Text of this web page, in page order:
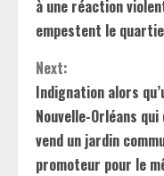
n
t
i
n
à une réaction
empestent le
Next:
Indignation alors
Nouvelle-Orléans
vend un jardin
promoteur pour le